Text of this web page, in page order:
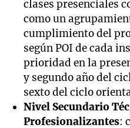
clases presenciales
como un
cumplimiento del
según POI de cada
prioridad en la
y segundo año del
sexto del ciclo
Nivel Secundario
Profesionalizantes: